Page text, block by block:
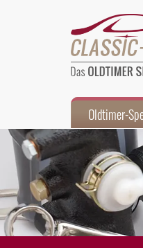
Oldtimer-